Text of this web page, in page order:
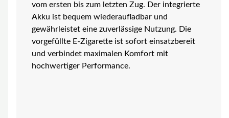
vom ersten bis zum letzten Zug. Der integrierte
Akku ist bequem wiederaufladbar und
gewährleistet eine zuverlässige Nutzung. Die
vorgefüllte E-Zigarette ist sofort einsatzbereit
und verbindet maximalen Komfort mit
hochwertiger Performance.